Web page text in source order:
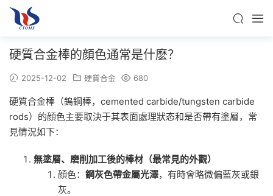
硬質合金棒的顔色通常是什麽？
2025-12-02 硬質合金 680
硬質合金棒（鎢鋼棒，cemented carbide/tungsten carbide
rods）的顔色主要取決于其表面處理狀态和是否帶有塗層，常
見情況如下：
無塗層、磨削加工後的棒材（最常見的外觀）
顔色： 鋼灰色帶金屬光澤，有時會略微偏藍灰或銀
灰。